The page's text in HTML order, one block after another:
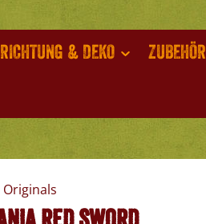
& DEKO ZUBEHÖR